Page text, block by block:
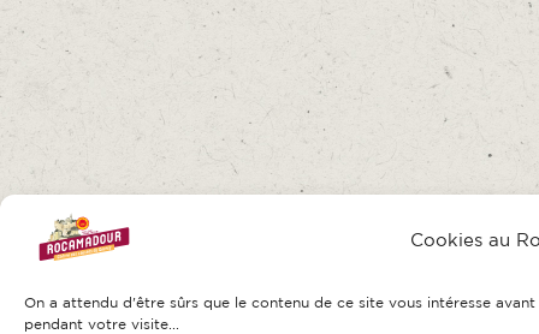
Cookies au
On a attendu d'être sûrs que le contenu de ce site vous intéresse
pendant votre visite...